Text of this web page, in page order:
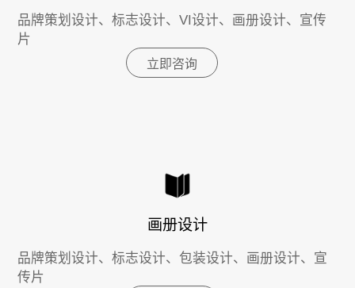
品牌策划设计、标志设计、VI设计、画册设计、宣传
片
立即咨询
画册设计
品牌策划设计、标志设计、包装设计、画册设计、宣
传片